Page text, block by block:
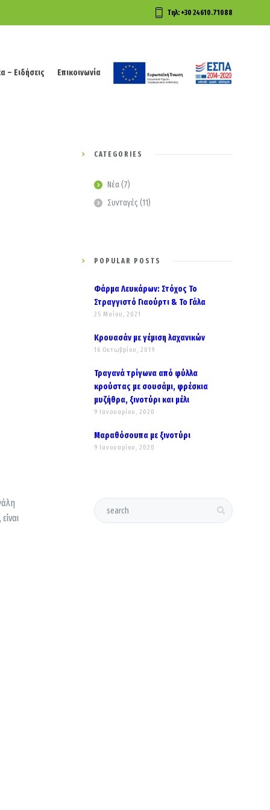
Τηλ: +30 24610.71088
– Ειδήσεις Επικοινωνία
CATEGORIES
Νέα(7)
Συνταγές (11)
POPULAR POSTS
Φάρμα Λευκάρων: Στόχος Το
Στραγγιστό Γιαούρτι & Το Γάλα
25 Μαΐου, 2021
Κρουασάν με γέμιση λαχανικών
16 Οκτωβρίου, 2019
Τραγανά τρίγωνα από φύλλα
κρούστας με σουσάμι, φρέσκια
μυζήθρα, ξινοτύρι και μέλι
9 Ιανουαρίου, 2020
Μαραθόσουπα με ξινοτύρι
9 Ιανουαρίου, 2020